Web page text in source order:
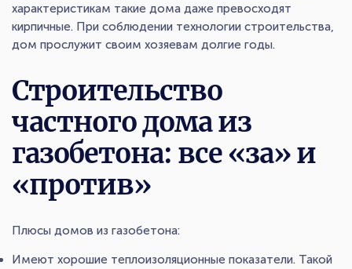
характеристикам такие дома даже превосходят
кирпичные. При соблюдении технологии строительства,
дом прослужит своим хозяевам долгие годы.
Строительство
частного дома из
газобетона: все «за» и
«против»
Плюсы домов из газобетона:
Имеют хорошие теплоизоляционные показатели. Такой